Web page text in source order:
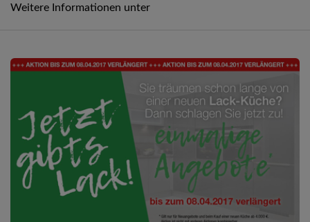
Weitere Informationen unter